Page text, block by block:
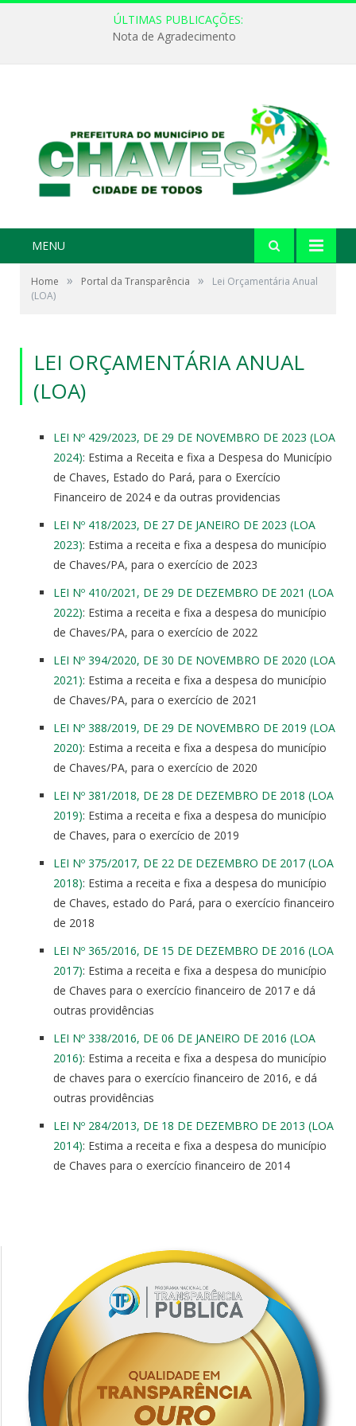
ÚLTIMAS PUBLICAÇÕES:
Nota de Agradecimento
MENU
Home » Portal da Transparência »
Lei Orçamentária Anual
(LOA)
LEI ORÇAMENTÁRIA ANUAL
(LOA)
LEI Nº 429/2023, DE 29 DE NOVEMBRO DE 2023 (LOA
2024): Estima a Receita e fixa a Despesa do Município
de Chaves, Estado do Pará, para o Exercício
Financeiro de 2024 e da outras providencias
LEI Nº 418/2023, DE 27 DE JANEIRO DE 2023 (LOA
2023): Estima a receita e fixa a despesa do município
de Chaves/PA, para o exercício de 2023
LEI Nº 410/2021, DE 29 DE DEZEMBRO DE 2021 (LOA
2022): Estima a receita e fixa a despesa do município
de Chaves/PA, para o exercício de 2022
LEI Nº 394/2020, DE 30 DE NOVEMBRO DE 2020 (LOA
2021): Estima a receita e fixa a despesa do município
de Chaves/PA, para o exercício de 2021
LEI Nº 388/2019, DE 29 DE NOVEMBRO DE 2019 (LOA
2020): Estima a receita e fixa a despesa do município
de Chaves/PA, para o exercício de 2020
LEI Nº 381/2018, DE 28 DE DEZEMBRO DE 2018 (LOA
2019): Estima a receita e fixa a despesa do município
de Chaves, para o exercício de 2019
LEI Nº 375/2017, DE 22 DE DEZEMBRO DE 2017 (LOA
2018): Estima a receita e fixa a despesa do município
de Chaves, estado do Pará, para o exercício financeiro
de 2018
LEI Nº 365/2016, DE 15 DE DEZEMBRO DE 2016 (LOA
2017): Estima a receita e fixa a despesa do município
de Chaves para o exercício financeiro de 2017 e dá
outras providências
LEI Nº 338/2016, DE 06 DE JANEIRO DE 2016 (LOA
2016): Estima a receita e fixa a despesa do município
de chaves para o exercício financeiro de 2016, e dá
outras providências
LEI Nº 284/2013, DE 18 DE DEZEMBRO DE 2013 (LOA
2014): Estima a receita e fixa a despesa do município
de Chaves para o exercício financeiro de 2014